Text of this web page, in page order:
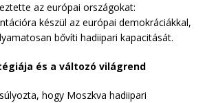
az európai országokat:
készül az európai demokráciákkal,
bővíti hadiipari kapacitását.
és a változó világrend
hogy Moszkva hadiipari